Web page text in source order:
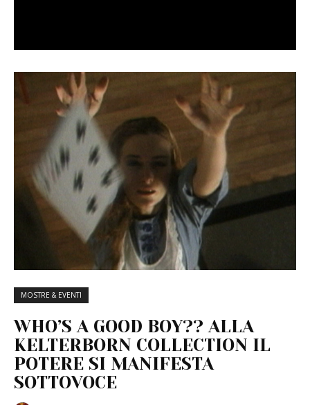
MOSTRE & EVENTI
WHO’S A GOOD BOY?? ALLA
KELTERBORN COLLECTION IL
POTERE SI MANIFESTA
SOTTOVOCE